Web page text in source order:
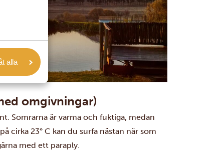
alla
omgivningar)
Somrarna är varma och fuktiga, medan
cirka 23° C kan du surfa nästan när som
med ett paraply.